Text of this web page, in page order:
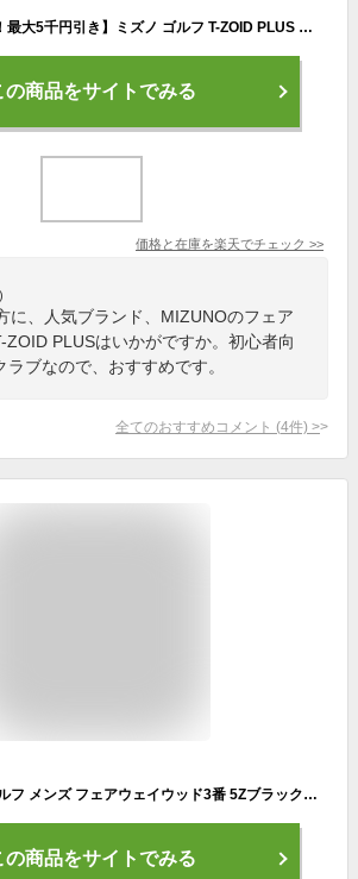
【マラソン期間限定！最大5千円引き】ミズノ ゴルフ T-ZOID PLUS フェアウェイウッド オリジナルカーボンシャフト MIZUNO ティーゾイド Tゾイド プラス 初心者【あす楽対応】
の商品をサイトでみる
価格と在庫を楽天でチェック >>
に、人気ブランド、MIZUNOのフェア
ZOID PLUSはいかがですか。初心者向
ラブなので、おすすめです。
全てのおすすめコメント (4件) >
ワールドイーグル ゴルフ メンズ フェアウェイウッド3番 5Zブラック ボールが上がりやすい設計 振り抜き安いヘッド形状 初心者の方にもおすすめ 井戸木プロ推薦 専用ヘッドカバー付き 右用 フレックスRとS【add－option】
の商品をサイトでみる